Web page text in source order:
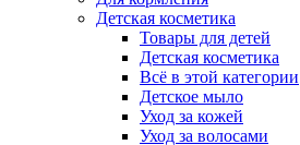
Детская косметика
Товары для детей
Детская косметика
Всё в этой категории
Детское мыло
Уход за кожей
Уход за волосами